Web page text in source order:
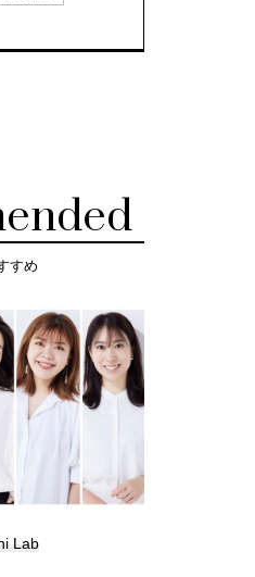
すめ
Lab